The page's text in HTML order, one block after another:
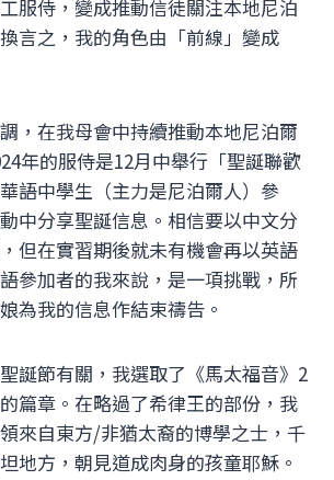
服侍，變成推動信徒關注本地尼泊
言之，我的角色由「前線」變成
，在我母會中持續推動本地尼泊爾
年的服侍是12月中舉行「聖誕聯歡
語中學生（主力是尼泊爾人）參
中分享聖誕信息。相信要以中文分
但在實習期後就未有機會再以英語
參加者的我來說，是一項挑戰，所
為我的信息作結束禱告。
誕節有關，我選取了《馬太福音》2
篇章。在略過了希律王的部份，我
來自東方/非猶太裔的博學之士，千
地方，朝見道成肉身的孩童耶穌。